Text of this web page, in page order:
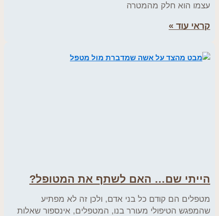
עצמו הוא חלק מהמטרה
קראי עוד »
הייתי שם… האם לשתף את המטופל?
מטפלים הם קודם כל בני אדם, ולכן זה לא מפתיע
שהמפגש הטיפולי מעורר בנו, המטפלים, אינספור שאלות